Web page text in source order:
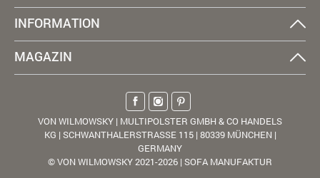
INFORMATION
MAGAZIN
VON WILMOWSKY | MULTIPOLSTER GMBH & CO HANDELS
KG | SCHWANTHALERSTRASSE 115 | 80339 MÜNCHEN |
GERMANY
© VON WILMOWSKY 2021-2026 | SOFA MANUFAKTUR